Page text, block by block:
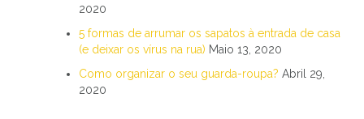
2020
5 formas de arrumar os sapatos à entrada de casa
(e deixar os vírus na rua) Maio 13, 2020
Como organizar o seu guarda-roupa? Abril 29,
2020